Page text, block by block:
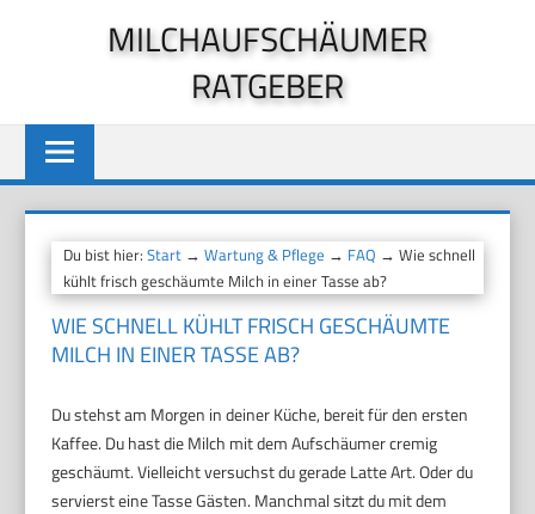
MILCHAUFSCHÄUMER
RATGEBER
Du bist hier:Start →Wartung & Pflege → FAQ → Wie schnell
kühlt frisch geschäumte Milch in einer Tasse ab?
WIE SCHNELL KÜHLT FRISCH GESCHÄUMTE
MILCH IN EINER TASSE AB?
Du stehst am Morgen in deiner Küche, bereit für den ersten
Kaffee. Du hast die Milch mit dem Aufschäumer cremig
geschäumt. Vielleicht versuchst du gerade Latte Art. Oder du
servierst eine Tasse Gästen. Manchmal sitzt du mit dem